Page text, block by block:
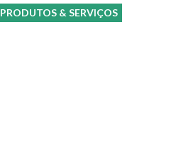
PRODUTOS & SERVIÇOS